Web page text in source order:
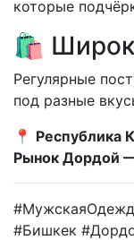
которые
🛍️
Регулярные
под разные
📍 Республика
Рынок Дордой
#Бишкек